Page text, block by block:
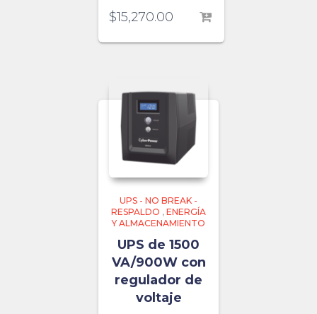
$15,270.00
UPS - NO BREAK -
RESPALDO , ENERGÍA
Y ALMACENAMIENTO
UPS de 1500
VA/900W con
regulador de
voltaje